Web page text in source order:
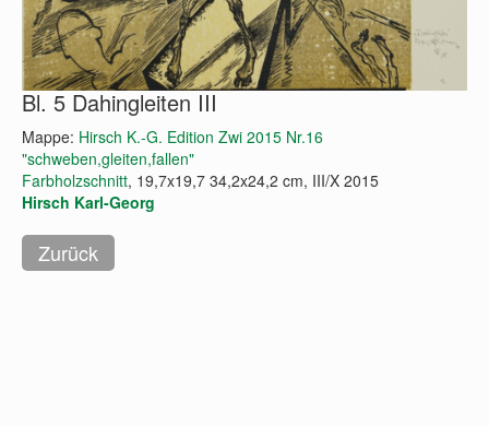
Bl. 5 Dahingleiten III
Mappe: Hirsch K.-G. Edition Zwi 2015 Nr.16
"schweben,gleiten,fallen"
Farbholzschnitt, 19,7x19,7 34,2x24,2 cm, III/X 2015
Hirsch Karl-Georg